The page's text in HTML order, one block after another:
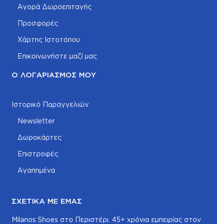
Αγορά Δωροεπιταγής
Προσφορές
Χάρτης Ιστοτόπου
Επικοινωνήστε μαζί μας
Ο ΛΟΓΑΡΙΑΣΜΌΣ ΜΟΥ
Ιστορικό Παραγγελιών
Newsletter
Δωροκάρτες
Επιστροφές
Αγαπημένα
ΣΧΕΤΙΚΆ ΜΕ ΕΜΆΣ
Milanos Shoes στο Περιστέρι. 45+ χρόνια εμπειρίας στον